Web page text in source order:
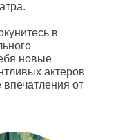
в
новые
актеров
от